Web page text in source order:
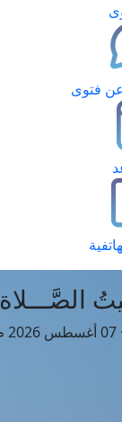
فتوى
الصَّـــلاة